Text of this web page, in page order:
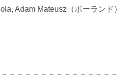
Adam Mateusz（ポーランド）